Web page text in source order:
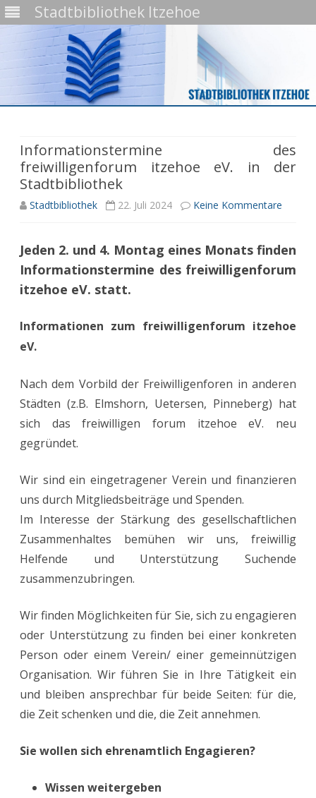
Stadtbibliothek Itzehoe
Informationstermine des
freiwilligenforum itzehoe eV. in der
Stadtbibliothek
Stadtbibliothek 22. Juli 2024 Keine Kommentare
des
eV.
Jeden 2. und 4. Montag eines Monats finden
Informationstermine des freiwilligenforum
itzehoe eV. statt.
Informationen zum freiwilligenforum itzehoe
eV.
Nach dem Vorbild der Freiwilligenforen in anderen
Städten (z.B. Elmshorn, Uetersen, Pinneberg) hat
sich das freiwilligen forum itzehoe eV. neu
gegründet.
Wir sind ein eingetragener Verein und finanzieren
uns durch Mitgliedsbeiträge und Spenden.
Im Interesse der Stärkung des gesellschaftlichen
Zusammenhaltes bemühen wir uns, freiwillig
Helfende und Unterstützung Suchende
zusammenzubringen.
Wir finden Möglichkeiten für Sie, sich zu engagieren
oder Unterstützung zu finden bei einer konkreten
Person oder einem Verein/ einer gemeinnützigen
Organisation. Wir führen Sie in Ihre Tätigkeit ein
und bleiben ansprechbar für beide Seiten: für die,
die Zeit schenken und die, die Zeit annehmen.
Sie wollen sich ehrenamtlich Engagieren?
Wissen weitergeben